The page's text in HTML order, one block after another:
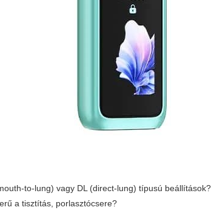
to-lung) vagy DL (direct-lung) típusú beállítások?
a tisztítás, porlasztócsere?